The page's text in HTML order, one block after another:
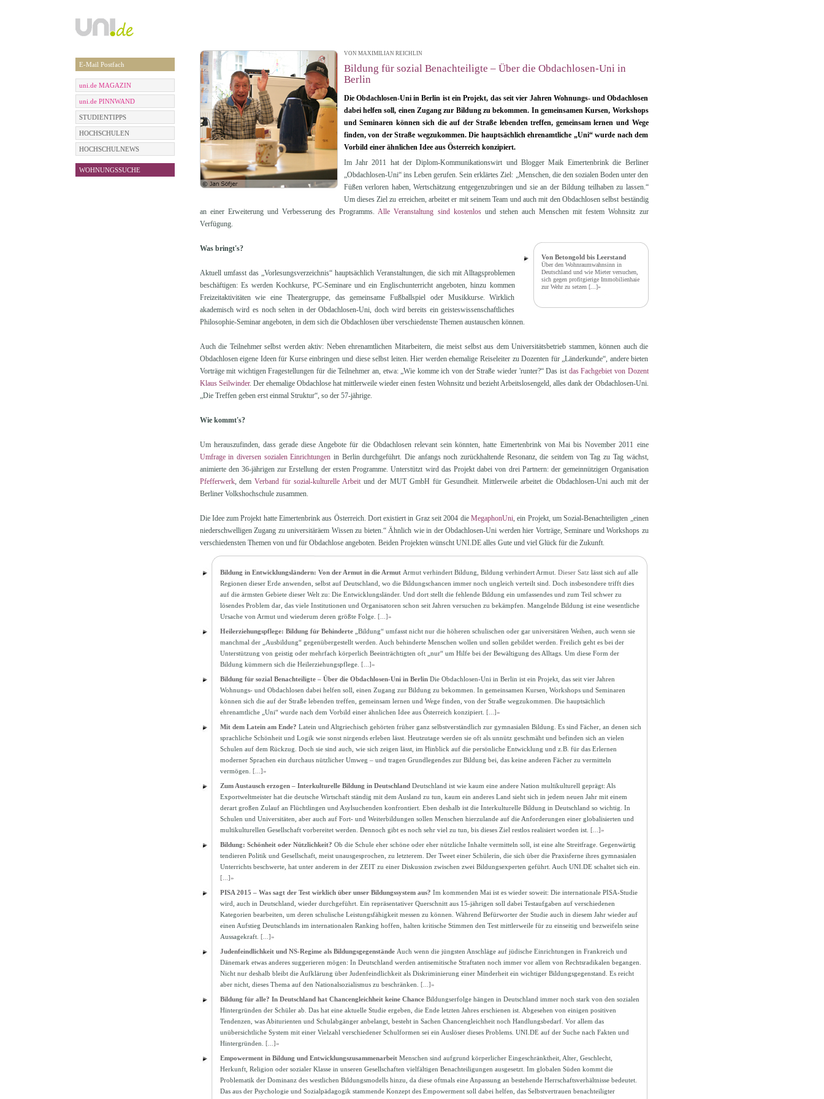
E-Mail Postfach
uni.de MAGAZIN
uni.de PINNWAND
STUDIENTIPPS
HOCHSCHULEN
HOCHSCHULNEWS
WOHNUNGSSUCHE
VON MAXIMILIAN REICHLIN
Bildung für sozial Benachteiligte – Über die Obdachlosen-Uni in
Berlin
Die Obdachlosen-Uni in Berlin ist ein Projekt, das seit vier Jahren Wohnungs- und Obdachlosen
dabei helfen soll, einen Zugang zur Bildung zu bekommen. In gemeinsamen Kursen, Workshops
und Seminaren können sich die auf der Straße lebenden treffen, gemeinsam lernen und Wege
finden, von der Straße wegzukommen. Die hauptsächlich ehrenamtliche „Uni“ wurde nach dem
Vorbild einer ähnlichen Idee aus Österreich konzipiert.
Im Jahr 2011 hat der Diplom-Kommunikationswirt und Blogger Maik Eimertenbrink die Berliner
„Obdachlosen-Uni“ ins Leben gerufen. Sein erklärtes Ziel: „Menschen, die den sozialen Boden unter den
Füßen verloren haben, Wertschätzung entgegenzubringen und sie an der Bildung teilhaben zu lassen.“
Um dieses Ziel zu erreichen, arbeitet er mit seinem Team und auch mit den Obdachlosen selbst beständig
an einer Erweiterung und Verbesserung des Programms.Alle Veranstaltung sind kostenlosund stehen auch Menschen mit festem Wohnsitz zur
Verfügung.
Von Betongold bis Leerstand
Über den Wohnraumwahnsinn in
Deutschland und wie Mieter versuchen,
sich gegen profitgierige Immobilienhaie
zur Wehr zu setzen [...]»
Was bringt's?
Aktuell umfasst das „Vorlesungsverzeichnis“ hauptsächlich Veranstaltungen, die sich mit Alltagsproblemen
beschäftigen: Es werden Kochkurse, PC-Seminare und ein Englischunterricht angeboten, hinzu kommen
Freizeitaktivitäten wie eine Theatergruppe, das gemeinsame Fußballspiel oder Musikkurse. Wirklich
akademisch wird es noch selten in der Obdachlosen-Uni, doch wird bereits ein geisteswissenschaftliches
Philosophie-Seminar angeboten, in dem sich die Obdachlosen über verschiedenste Themen austauschen können.
Auch die Teilnehmer selbst werden aktiv: Neben ehrenamtlichen Mitarbeitern, die meist selbst aus dem Universitätsbetrieb stammen, können auch die
Obdachlosen eigene Ideen für Kurse einbringen und diese selbst leiten. Hier werden ehemalige Reiseleiter zu Dozenten für „Länderkunde“, andere bieten
Vorträge mit wichtigen Fragestellungen für die Teilnehmer an, etwa: „Wie komme ich von der Straße wieder 'runter?“ Das ist das Fachgebiet von Dozent
Klaus Seilwinder. Der ehemalige Obdachlose hat mittlerweile wieder einen festen Wohnsitz und bezieht Arbeitslosengeld, alles dank der Obdachlosen-Uni.
„Die Treffen geben erst einmal Struktur“, so der 57-jährige.
Wie kommt's?
Um herauszufinden, dass gerade diese Angebote für die Obdachlosen relevant sein könnten, hatte Eimertenbrink von Mai bis November 2011 eine
Umfrage in diversen sozialen Einrichtungen in Berlin durchgeführt. Die anfangs noch zurückhaltende Resonanz, die seitdem von Tag zu Tag wächst,
animierte den 36-jährigen zur Erstellung der ersten Programme. Unterstützt wird das Projekt dabei von drei Partnern: der gemeinnützigen Organisation
Pfefferwerk, demVerband für sozial-kulturelle Arbeit und der MUT GmbH für Gesundheit. Mittlerweile arbeitet die Obdachlosen-Uni auch mit der
Berliner Volkshochschule zusammen.
Die Idee zum Projekt hatte Eimertenbrink aus Österreich. Dort existiert in Graz seit 2004 die MegaphonUni, ein Projekt, um Sozial-Benachteiligten „einen
niederschwelligen Zugang zu universitäräem Wissen zu bieten.“ Ähnlich wie in der Obdachlosen-Uni werden hier Vorträge, Seminare und Workshops zu
verschiedensten Themen von und für Obdachlose angeboten. Beiden Projekten wünscht UNI.DE alles Gute und viel Glück für die Zukunft.
Bildung in Entwicklungsländern: Von der Armut in die Armut Armut verhindert Bildung, Bildung verhindert Armut. Dieser Satzlässt sich auf alle
Regionen dieser Erde anwenden, selbst auf Deutschland, wo die Bildungschancen immer noch ungleich verteilt sind. Doch insbesondere trifft dies
auf die ärmsten Gebiete dieser Welt zu: Die Entwicklungsländer. Und dort stellt die fehlende Bildung ein umfassendes und zum Teil schwer zu
lösendes Problem dar, das viele Institutionen und Organisatoren schon seit Jahren versuchen zu bekämpfen. Mangelnde Bildung ist eine wesentliche
Ursache von Armut und wiederum deren größte Folge. [...]»
Heilerziehungspflege: Bildung für Behinderte
„Bildung“ umfasst nicht nur die höheren schulischen oder gar universitären Weihen, auch wenn sie
manchmal der „Ausbildung“ gegenübergestellt werden. Auch behinderte Menschen wollen und sollen gebildet werden. Freilich geht es bei der
Unterstützung von geistig oder mehrfach körperlich Beeinträchtigten oft „nur“ um Hilfe bei der Bewältigung des Alltags. Um diese Form der
Bildung kümmern sich die Heilerziehungspflege. [...]»
Bildung für sozial Benachteiligte – Über die Obdachlosen-Uni in Berlin Die Obdachlosen-Uni in Berlin ist ein Projekt, das seit vier Jahren
Wohnungs- und Obdachlosen dabei helfen soll, einen Zugang zur Bildung zu bekommen. In gemeinsamen Kursen, Workshops und Seminaren
können sich die auf der Straße lebenden treffen, gemeinsam lernen und Wege finden, von der Straße wegzukommen. Die hauptsächlich
ehrenamtliche „Uni“ wurde nach dem Vorbild einer ähnlichen Idee aus Österreich konzipiert. [...]»
Mit dem Latein am Ende? Latein und Altgriechisch gehörten früher ganz selbstverständlich zur gymnasialen Bildung. Es sind Fächer, an denen sich
sprachliche Schönheit und Logik wie sonst nirgends erleben lässt. Heutzutage werden sie oft als unnütz geschmäht und befinden sich an vielen
Schulen auf dem Rückzug. Doch sie sind auch, wie sich zeigen lässt, im Hinblick auf die persönliche Entwicklung und z.B. für das Erlernen
moderner Sprachen ein durchaus nützlicher Umweg – und tragen Grundlegendes zur Bildung bei, das keine anderen Fächer zu vermitteln
vermögen. [...]»
Zum Austausch erzogen – Interkulturelle Bildung in Deutschland Deutschland ist wie kaum eine andere Nation multikulturell geprägt: Als
Exportweltmeister hat die deutsche Wirtschaft ständig mit dem Ausland zu tun, kaum ein anderes Land sieht sich in jedem neuen Jahr mit einem
derart großen Zulauf an Flüchtlingen und Asylsuchenden konfrontiert. Eben deshalb ist die Interkulturelle Bildung in Deutschland so wichtig. In
Schulen und Universitäten, aber auch auf Fort- und Weiterbildungen sollen Menschen hierzulande auf die Anforderungen einer globalisierten und
multikulturellen Gesellschaft vorbereitet werden. Dennoch gibt es noch sehr viel zu tun, bis dieses Ziel restlos realisiert worden ist. [...]»
Bildung: Schönheit oder Nützlichkeit? Ob die Schule eher schöne oder eher nützliche Inhalte vermitteln soll, ist eine alte Streitfrage. Gegenwärtig
tendieren Politik und Gesellschaft, meist unausgesprochen, zu letzterem. Der Tweet einer Schülerin, die sich über die Praxisferne ihres gymnasialen
Unterrichts beschwerte, hat unter anderem in der ZEIT zu einer Diskussion zwischen zwei Bildungsexperten geführt. Auch UNI.DE schaltet sich ein.
[...]»
PISA 2015 – Was sagt der Test wirklich über unser Bildungssystem aus? Im kommenden Mai ist es wieder soweit: Die internationale PISA-Studie
wird, auch in Deutschland, wieder durchgeführt. Ein repräsentativer Querschnitt aus 15-jährigen soll dabei Testaufgaben auf verschiedenen
Kategorien bearbeiten, um deren schulische Leistungsfähigkeit messen zu können. Während Befürworter der Studie auch in diesem Jahr wieder auf
einen Aufstieg Deutschlands im internationalen Ranking hoffen, halten kritische Stimmen den Test mittlerweile für zu einseitig und bezweifeln seine
Aussagekraft. [...]»
Judenfeindlichkeit und NS-Regime als Bildungsgegenstände Auch wenn die jüngsten Anschläge auf jüdische Einrichtungen in Frankreich und
Dänemark etwas anderes suggerieren mögen: In Deutschland werden antisemitische Straftaten noch immer vor allem von Rechtsradikalen begangen.
Nicht nur deshalb bleibt die Aufklärung über Judenfeindlichkeit als Diskriminierung einer Minderheit ein wichtiger Bildungsgegenstand. Es reicht
aber nicht, dieses Thema auf den Nationalsozialismus zu beschränken. [...]»
Bildung für alle? In Deutschland hat Chancengleichheit keine Chance Bildungserfolge hängen in Deutschland immer noch stark von den sozialen
Hintergründen der Schüler ab. Das hat eine aktuelle Studie ergeben, die Ende letzten Jahres erschienen ist. Abgesehen von einigen positiven
Tendenzen, was Abiturienten und Schulabgänger anbelangt, besteht in Sachen Chancengleichheit noch Handlungsbedarf. Vor allem das
unübersichtliche System mit einer Vielzahl verschiedener Schulformen sei ein Auslöser dieses Problems. UNI.DE auf der Suche nach Fakten und
Hintergründen. [...]»
Empowerment in Bildung und Entwicklungszusammenarbeit Menschen sind aufgrund körperlicher Eingeschränktheit, Alter, Geschlecht,
Herkunft, Religion oder sozialer Klasse in unseren Gesellschaften vielfältigen Benachteiligungen ausgesetzt. Im globalen Süden kommt die
Problematik der Dominanz des westlichen Bildungsmodells hinzu, da diese oftmals eine Anpassung an bestehende Herrschaftsverhältnisse bedeutet.
Das aus der Psychologie und Sozialpädagogik stammende Konzept des Empowerment soll dabei helfen, das Selbstvertrauen benachteiligter